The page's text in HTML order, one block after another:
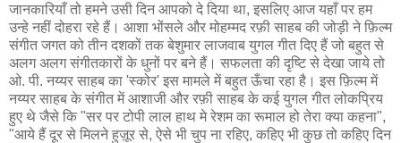
जानकारियाँ तो हमने उसी दिन आपको दे दिया था, इसलिए आज यहाँ पर हम
उन्हे नहीं दोहरा रहे हैं। आशा भोंसले और मोहम्मद रफ़ी साहब की जोड़ी ने फ़िल्म
संगीत जगत को तीन दशकों तक बेशुमार लाजवाब युगल गीत दिए हैं जो बहुत से
अलग अलग संगीतकारों के धुनों पर बने हैं। सफलता की दृष्टि से देखा जाये तो
ओ. पी. नय्यर साहब का 'स्कोर' इस मामले में बहुत ऊँचा रहा है। इस फ़िल्म में
नय्यर साहब के संगीत में आशाजी और रफ़ी साहब के कई युगल गीत लोकप्रिय
हुए थे जैसे कि "सर पर टोपी लाल हाथ मे रेशम का रूमाल हो तेरा क्या कहना",
"आये हैं दूर से मिलने हुज़ूर से, ऐसे भी चुप ना रहिए, कहिए भी कुछ तो कहिए दिन